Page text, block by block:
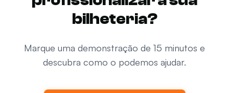
bilheteria?
Marque uma demonstração de 15 minutos e
descubra como o podemos ajudar.